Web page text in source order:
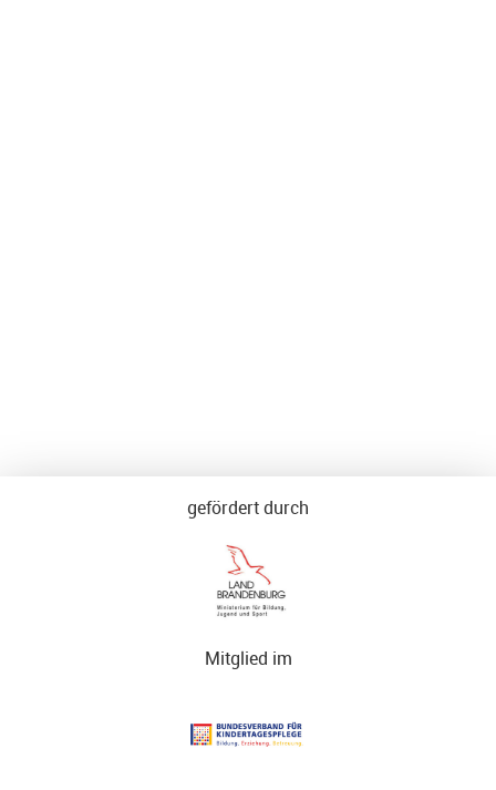
gefördert durch
Mitglied im